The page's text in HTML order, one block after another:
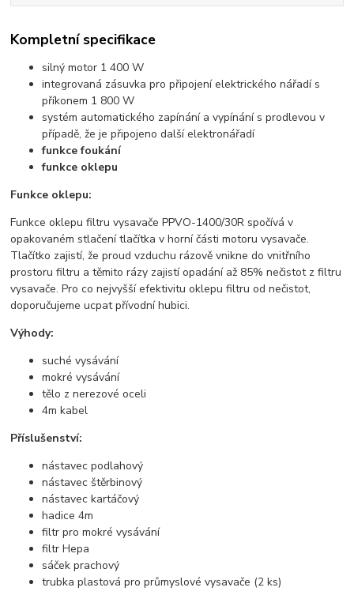
Kompletní specifikace
silný motor 1 400 W
integrovaná zásuvka pro připojení elektrického nářadí s
příkonem 1 800 W
systém automatického zapínání a vypínání s prodlevou v
případě, že je připojeno další elektronářadí
funkce foukání
funkce oklepu
Funkce oklepu:
Funkce oklepu filtru vysavače PPVO-1400/30R spočívá v
opakovaném stlačení tlačítka v horní části motoru vysavače.
Tlačítko zajistí, že proud vzduchu rázově vnikne do vnitřního
prostoru filtru a těmito rázy zajistí opadání až 85% nečistot z filtru
vysavače. Pro co nejvyšší efektivitu oklepu filtru od nečistot,
doporučujeme ucpat přívodní hubici.
Výhody:
suché vysávání
mokré vysávání
tělo z nerezové oceli
4m kabel
Příslušenství:
nástavec podlahový
nástavec štěrbinový
nástavec kartáčový
hadice 4m
filtr pro mokré vysávání
filtr Hepa
sáček prachový
trubka plastová pro průmyslové vysavače (2 ks)